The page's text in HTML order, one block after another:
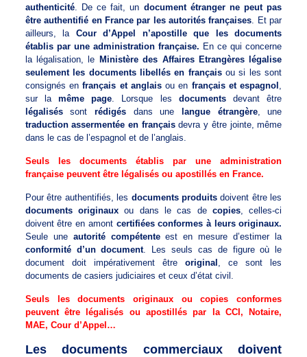
authenticité. De ce fait, un document étranger ne peut pas
être authentifié en France par les autorités françaises . Et par
ailleurs, la Cour d’Appel n’apostille que les documents
établis par une administration française. En ce qui concerne
la légalisation, le Ministère des Affaires Etrangères légalise
seulement les documents libellés en françaisou si les sont
consignés enfrançais et anglaisou en français et espagnol
sur lamême page . Lorsque les documentsdevant être
légaliséssontrédigés dans une langue étrangère, une
traduction assermentée en françaisdevra y être jointe, même
dans le cas de l’espagnol et de l’anglais.
Seuls les documents établis par une administration
française peuvent être légalisés ou apostillés en France.
Pour être authentifiés, les documents produitsdoivent être les
documents originaux ou dans le cas de copies, celles-ci
doivent être en amont certifiées conformes à leurs originaux.
Seule une autorité compétenteest en mesure d’estimer la
conformité d’un document. Les seuls cas de figure où le
document doit impérativement êtreoriginal
, ce sont les
documents de casiers judiciaires et ceux d’état civil.
Seuls les documents originaux ou copies conformes
peuvent être légalisés ou apostillés par la CCI, Notaire,
MAE, Cour d’Appel…
Les documents commerciaux doivent